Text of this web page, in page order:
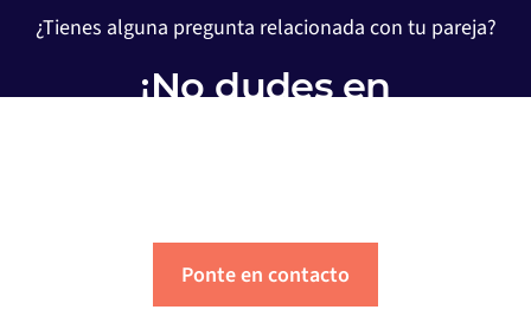
¿Tienes alguna pregunta relacionada con tu pareja?
¡No dudes en
Ponte en contacto